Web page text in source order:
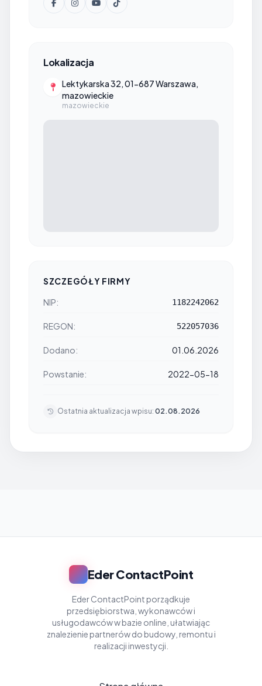
Lokalizacja
Lektykarska 32, 01-687 Warszawa,
mazowieckie
mazowieckie
SZCZEGÓŁY FIRMY
NIP:
1182242062
REGON: 522057036
Dodano: 01.06.2026
Powstanie: 2022-05-18
Ostatnia aktualizacja wpisu: 02.08.2026
Eder ContactPoint
Eder ContactPoint porządkuje
przedsiębiorstwa, wykonawców i
usługodawców w bazie online, ułatwiając
znalezienie partnerów do budowy, remontu i
realizacji inwestycji.